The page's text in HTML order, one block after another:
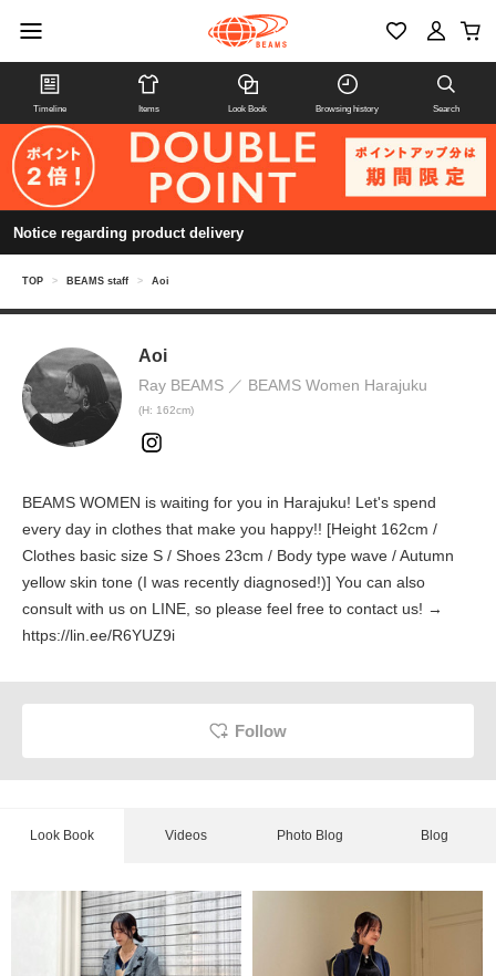
Timeline Items Look Book Browsing history Search
Notice regarding product delivery
TOP > BEAMS staff > Aoi
Aoi
Ray BEAMS BEAMS Women Harajuku
(H: 162cm)
BEAMS WOMEN is waiting for you in Harajuku! Let's spend
every day in clothes that make you happy!! [Height 162cm /
Clothes basic size S / Shoes 23cm / Body type wave / Autumn
yellow skin tone (I was recently diagnosed!)] You can also
consult with us on LINE, so please feel free to contact us! →
https://lin.ee/R6YUZ9i
Follow
Look Book Videos Photo Blog Blog